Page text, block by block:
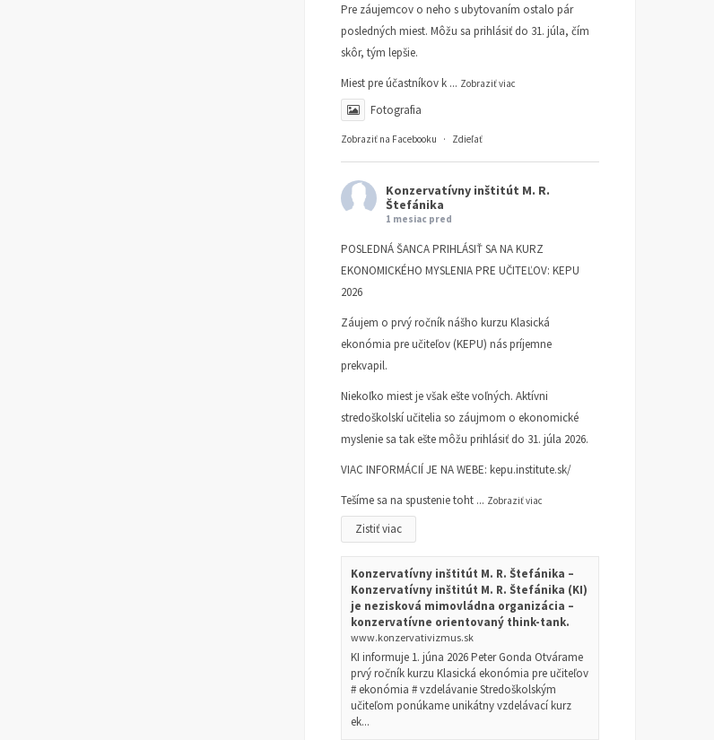
Pre záujemcov o neho s ubytovaním ostalo pár
posledných miest. Môžu sa prihlásiť do 31. júla, čím
skôr, tým lepšie.
Miest pre účastníkov k ... Zobraziť viac
Fotografia
Zobraziť na Facebooku · Zdieľať
Konzervatívny inštitút M. R.
Štefánika
1 mesiac pred
POSLEDNÁ ŠANCA PRIHLÁSIŤ SA NA KURZ
EKONOMICKÉHO MYSLENIA PRE UČITEĽOV: KEPU
2026
Záujem o prvý ročník nášho kurzu Klasická
ekonómia pre učiteľov (KEPU) nás príjemne
prekvapil.
Niekoľko miest je však ešte voľných. Aktívni
stredoškolskí učitelia so záujmom o ekonomické
myslenie sa tak ešte môžu prihlásiť do 31. júla 2026.
VIAC INFORMÁCIÍ JE NA WEBE: kepu.institute.sk/
Tešíme sa na spustenie toht ... Zobraziť viac
Zistiť viac
Konzervatívny inštitút M. R. Štefánika –
Konzervatívny inštitút M. R. Štefánika (KI)
je nezisková mimovládna organizácia –
konzervatívne orientovaný think-tank.
www.konzervativizmus.sk
KI informuje 1. júna 2026 Peter Gonda Otvárame
prvý ročník kurzu Klasická ekonómia pre učiteľov
# ekonómia # vzdelávanie Stredoškolským
učiteľom ponúkame unikátny vzdelávací kurz
ek...